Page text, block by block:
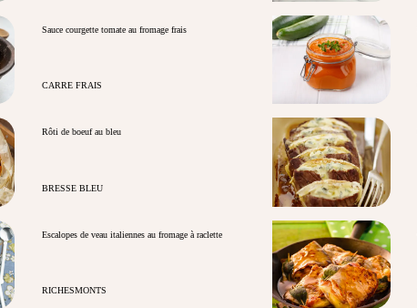
Sauce courgette tomate au fromage frais
CARRE FRAIS
Rôti de boeuf au bleu
BRESSE BLEU
Escalopes de veau italiennes au fromage à raclette
RICHESMONTS